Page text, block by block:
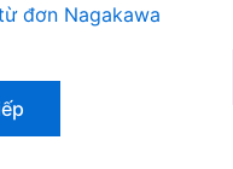
đơn Nagakawa